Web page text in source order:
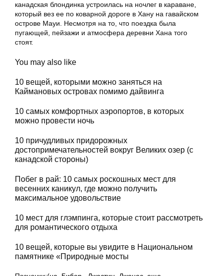
канадская блондинка устроилась на ночлег в караване,
который вез ее по коварной дороге в Хану на гавайском
острове Мауи. Несмотря на то, что поездка была
пугающей, пейзажи и атмосфера деревни Хана того
стоят.
You may also like
10 вещей, которыми можно заняться на
Каймановых островах помимо дайвинга
10 самых комфортных аэропортов, в которых
можно провести ночь
10 причудливых придорожных
достопримечательностей вокруг Великих озер (с
канадской стороны)
Побег в рай: 10 самых роскошных мест для
весенних каникул, где можно получить
максимальное удовольствие
10 мест для глэмпинга, которые стоит рассмотреть
для романтического отдыха
10 вещей, которые вы увидите в Национальном
памятнике «Природные мосты